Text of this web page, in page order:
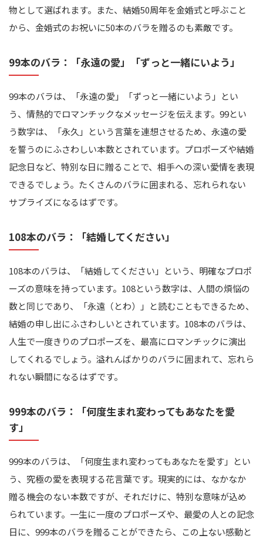
物として選ばれます。また、結婚50周年を金婚式と呼ぶこと
から、金婚式のお祝いに50本のバラを贈るのも素敵です。
99本のバラ：「永遠の愛」「ずっと一緒にいよう」
99本のバラは、「永遠の愛」「ずっと一緒にいよう」とい
う、情熱的でロマンチックなメッセージを伝えます。99とい
う数字は、「永久」という言葉を連想させるため、永遠の愛
を誓うのにふさわしい本数とされています。プロポーズや結婚
記念日など、特別な日に贈ることで、相手への深い愛情を表現
できるでしょう。たくさんのバラに囲まれる、忘れられない
サプライズになるはずです。
108本のバラ：「結婚してください」
108本のバラは、「結婚してください」という、明確なプロポ
ーズの意味を持っています。108という数字は、人間の煩悩の
数と同じであり、「永遠（とわ）」と読むこともできるため、
結婚の申し出にふさわしいとされています。108本のバラは、
人生で一度きりのプロポーズを、最高にロマンチックに演出
してくれるでしょう。溢れんばかりのバラに囲まれて、忘れら
れない瞬間になるはずです。
999本のバラ：「何度生まれ変わってもあなたを愛
す」
999本のバラは、「何度生まれ変わってもあなたを愛す」とい
う、究極の愛を表現する花言葉です。現実的には、なかなか
贈る機会のない本数ですが、それだけに、特別な意味が込め
られています。一生に一度のプロポーズや、最愛の人との記念
日に、999本のバラを贈ることができたら、この上ない感動と